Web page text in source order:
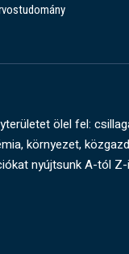
ölel fel:
környezet,
nyújtsunk A-tól